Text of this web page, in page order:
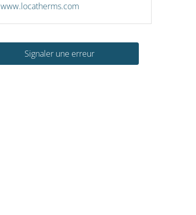
www.locatherms.com
Signaler une erreur